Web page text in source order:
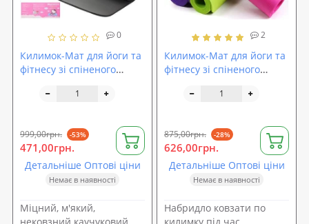
0
Килимок-Мат для йоги та
фітнесу зі спіненого
174х79см + чохол (MS
999,00грн. -53%
471,00грн.
Детальніше Оптові ціни
Немає в наявності
Міцний, м'який,
2
Килимок-Мат для йоги та
фітнесу зі спіненого
(HS-4264)
875,00грн. -28%
626,00грн.
Детальніше Оптові ціни
Немає в наявності
Набридло ковзати по